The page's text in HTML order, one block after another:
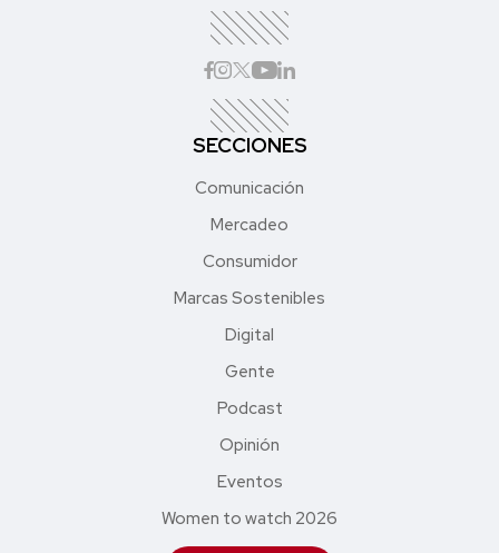
SECCIONES
Comunicación
Mercadeo
Consumidor
Marcas Sostenibles
Digital
Gente
Podcast
Opinión
Eventos
Women to watch 2026